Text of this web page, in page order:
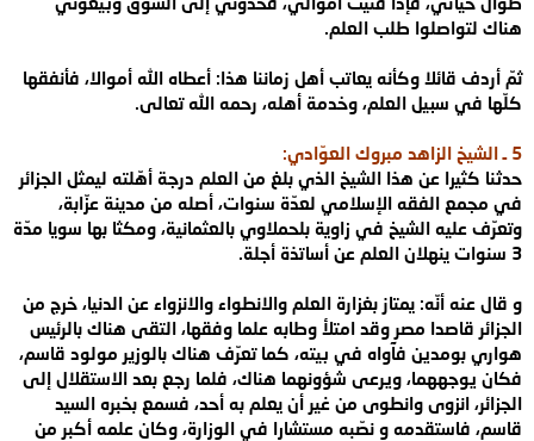
هناك لتواصلوا طلب العلم.
ثمّ أردف قائلا وكأنه يعاتب أهل زماننا هذا: أعطاه الله أموالا، فأنفقها
كلّها في سبيل العلم، وخدمة أهله، رحمه الله تعالى.
5 ـ الشيخ الزاهد مبروك العوّادي:
حدثنا كثيرا عن هذا الشيخ الذي بلغ من العلم درجة أهّلته ليمثل الجزائر
في مجمع الفقه الإسلامي لعدّة سنوات، أصله من مدينة عزّابة،
وتعرّف عليه الشيخ في زاوية بلحملاوي بالعثمانية، ومكثا بها سويا مدّة
3 سنوات
ينهلان العلم عن أساتذة أجلة.
و قال عنه أنّه: يمتاز بغزارة العلم والانطواء والانزواء عن الدنيا، خرج من
الجزائر قاصدا مصر وقد امتلأ وطابه علما وفقها، التقى هناك بالرئيس
هواري بومدين فآواه في بيته، كما تعرّف هناك بالوزير مولود قاسم،
فكان يوجههما، ويرعى شؤونهما هناك، فلما رجع بعد الاستقلال إلى
الجزائر، انزوى وانطوى من غير أن يعلم به أحد، فسمع بخبره السيد
قاسم، فاستقدمه و نصّبه مستشارا في الوزارة، وكان علمه أكبر من